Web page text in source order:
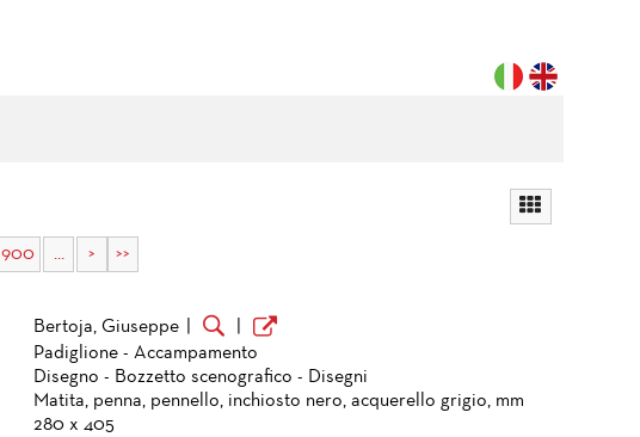
900 ... > >>
Bertoja, Giuseppe
Padiglione - Accampamento
Disegno - Bozzetto scenografico - Disegni
Matita, penna, pennello, inchiosto nero, acquerello grigio, mm
280 x 405